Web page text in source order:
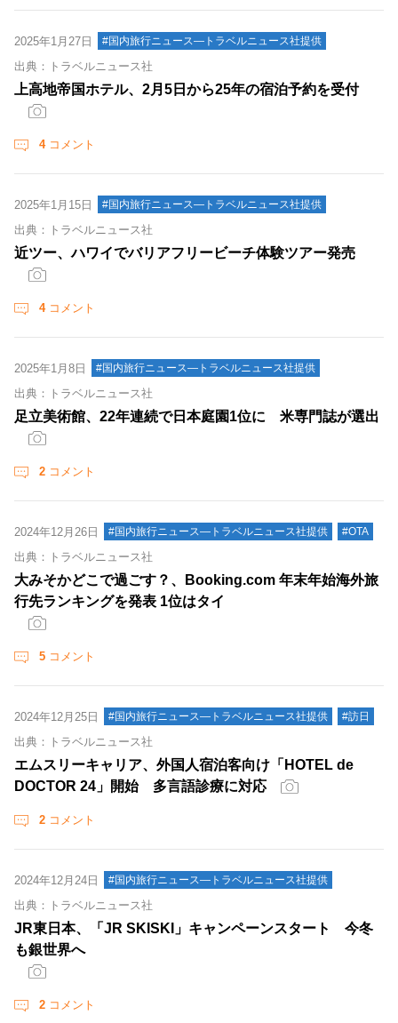
2025年1月27日 #国内旅行ニュース―トラベルニュース社提供
出典：トラベルニュース社
上高地帝国ホテル、2月5日から25年の宿泊予約を受付
4コメント
2025年1月15日 #国内旅行ニュース―トラベルニュース社提供
出典：トラベルニュース社
近ツー、ハワイでバリアフリービーチ体験ツアー発売
4コメント
2025年1月8日 #国内旅行ニュース―トラベルニュース社提供
出典：トラベルニュース社
足立美術館、22年連続で日本庭園1位に 米専門誌が選出
2 コメント
2024年12月26日 #国内旅行ニュース―トラベルニュース社提供 #OTA
出典：トラベルニュース社
大みそかどこで過ごす？、Booking.com 年末年始海外旅
行先ランキングを発表 1位はタイ
5 コメント
2024年12月25日 #国内旅行ニュース―トラベルニュース社提供 #訪日
出典：トラベルニュース社
エムスリーキャリア、外国人宿泊客向け「HOTEL de
DOCTOR 24」開始 多言語診療に対応
2 コメント
2024年12月24日 #国内旅行ニュース―トラベルニュース社提供
出典：トラベルニュース社
JR東日本、「JR SKISKI」キャンペーンスタート 今冬
も銀世界へ
2 コメント